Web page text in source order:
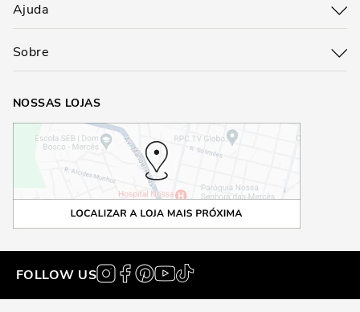
Ajuda
Sobre
NOSSAS LOJAS
FOLLOW US